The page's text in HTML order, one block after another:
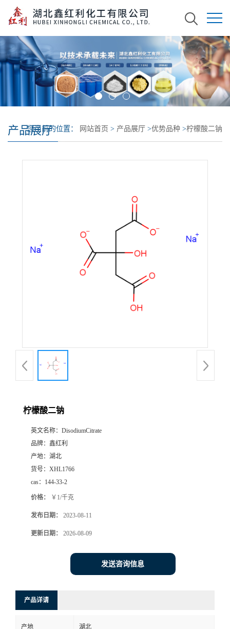
产品展厅
您当前的位置： 网站首页 > 产品展厅 >优势品种 >柠檬酸二钠
柠檬酸二钠
英文名称： DisodiumCitrate
品牌： 鑫红利
产地： 湖北
货号： XHL1766
cas： 144-33-2
价格： ￥1/千克
发布日期： 2023-08-11
更新日期： 2026-08-09
发送咨询信息
产品详请
产地 湖北